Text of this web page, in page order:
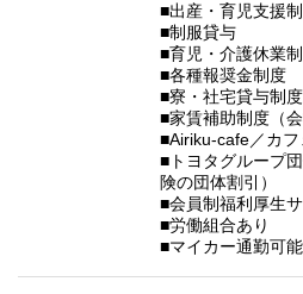
■出産・育児支援
■制服貸与
■育児・介護休業
■各種報奨金制度
■寮・社宅貸与制
■家賃補助制度（
■Airiku-cafe／カ
■トヨタグループ
険の団体割引）
■会員制福利厚生
■労働組合あり
■マイカー通勤可